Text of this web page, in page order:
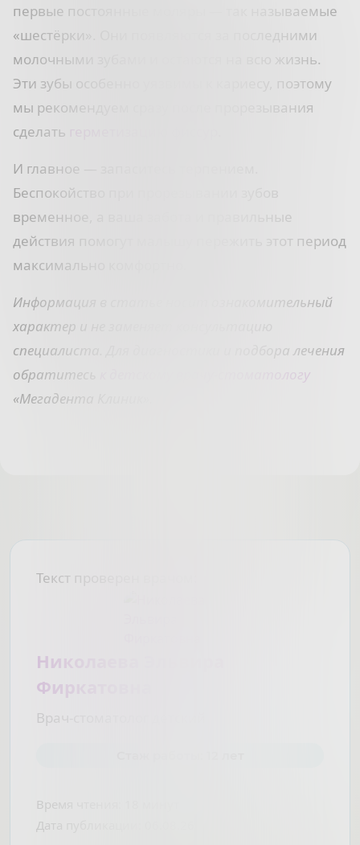
первые постоянные моляры — так называемые
«шестёрки». Они появляются за последними
молочными зубами и остаются на всю жизнь.
Эти зубы особенно уязвимы к кариесу, поэтому
мы рекомендуем сразу после прорезывания
сделать
И главное — запаситесь терпением.
Беспокойство при прорезывании зубов
временное, а ваша забота и правильные
действия помогут малышу пережить этот период
максимально комфортно.
Информация в статье носит ознакомительный
характер и не заменяет консультацию
специалиста. Для диагностики и подбора лечения
обратитесь
к детскому врачу-стоматологу
«Мегадента Клиник».
Текст проверен врачом:
Николаева Эльвира
Фиркатовна
Врач-стоматолог детский
Время чтения:
Дата публикации: